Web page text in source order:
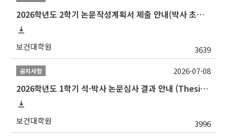
2026학년도 2학기 논문작성계획서 제출 안내(박사 초심 일정 포함)_Thesis Proposal
보건대학원 3639
공지사항
2026학년도 1학기 석·박사 논문심사 결과 안내 (Thesis Defense Result)
보건대학원 3996
2026-07-08